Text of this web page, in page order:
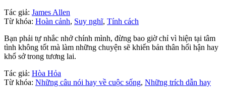
Tác giả: James Allen
Từ khóa: Hoàn cảnh, Suy nghĩ, Tính cách
Bạn phải tự nhắc nhở chính mình, đừng bao giờ chỉ vì hiện tại tâm
tình không tốt mà làm những chuyện sẽ khiến bản thân hối hận hay
khổ sở trong tương lai.
Tác giả: Hòa Hỏa
Từ khóa: Những câu nói hay về cuộc sống, Những trích dẫn hay